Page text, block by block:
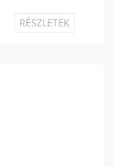
RÉSZLETEK